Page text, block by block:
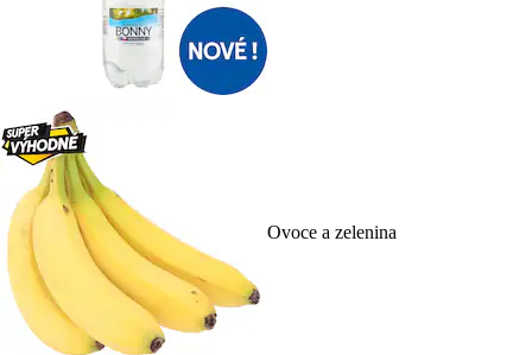
Ovoce a zelenina